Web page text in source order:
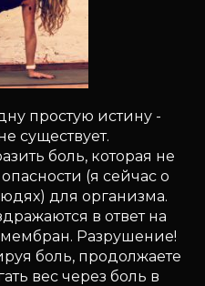
простую истину -
существует.
боль, которая не
(я сейчас о
для организма.
в ответ на
Разрушение!
боль, продолжаете
вес через боль в